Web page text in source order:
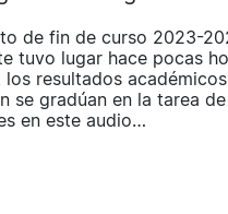
de fin de curso 2023-
tuvo lugar hace pocas
los resultados
se gradúan en la tarea
en este audio…